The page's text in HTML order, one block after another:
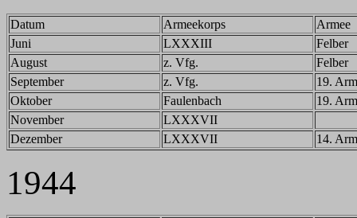
Datum Armeekorps
Armee
Juni
LXXXIII
Felber
August
z. Vfg.
Felber
September
z. Vfg.
19.
Oktober
Faulenbach
19.
November
LXXXVII
Dezember
LXXXVII 14.
1944